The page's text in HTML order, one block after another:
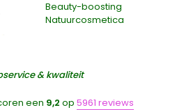
Beauty-boosting
Natuurcosmetica
& kwaliteit
een 9,2 op 5961 reviews